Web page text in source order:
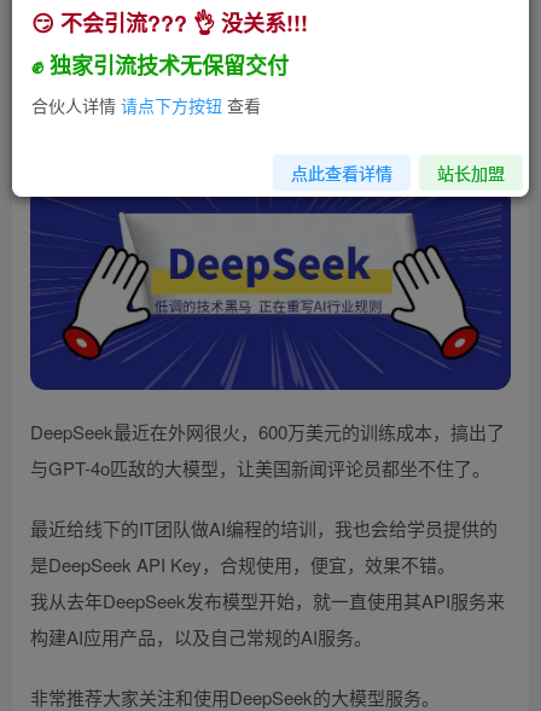
DeepSeek：低调的技术黑马，正在重写AI行业规
则
小助手
175 14
DeepSeek最近在外网很火，600万美元的训练成本，搞出了
与GPT-4o匹敌的大模型，让美国新闻评论员都坐不住了。
最近给线下的IT团队做AI编程的培训，我也会给学员提供的
是DeepSeek API Key，合规使用，便宜，效果不错。
我从去年DeepSeek发布模型开始，就一直使用其API服务来
构建AI应用产品，以及自己常规的AI服务。
非常推荐大家关注和使用DeepSeek的大模型服务。
😏 不会引流??? 👌 没关系!!!
✊ 独家引流技术无保留交付
合伙人详情 请点下方按钮 查看
点此查看详情 站长加盟